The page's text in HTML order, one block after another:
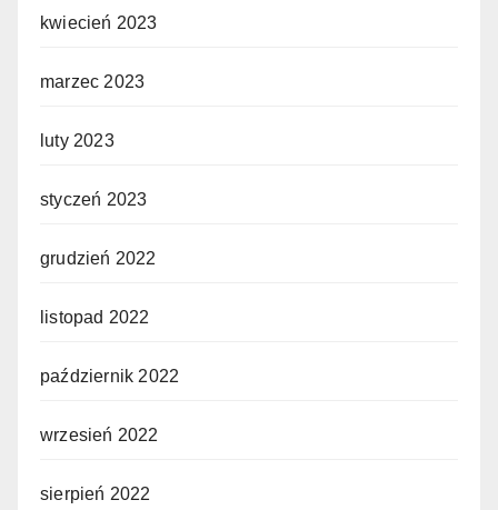
kwiecień 2023
marzec 2023
luty 2023
styczeń 2023
grudzień 2022
listopad 2022
październik 2022
wrzesień 2022
sierpień 2022